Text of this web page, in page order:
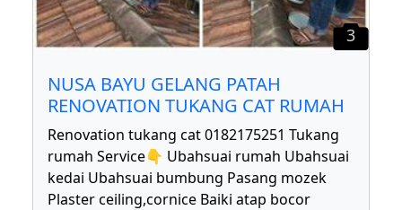
3
NUSA BAYU GELANG PATAH
RENOVATION TUKANG CAT RUMAH
Renovation tukang cat 0182175251 Tukang
rumah Service👇 Ubahsuai rumah Ubahsuai
kedai Ubahsuai bumbung Pasang mozek
Plaster ceiling,cornice Baiki atap bocor